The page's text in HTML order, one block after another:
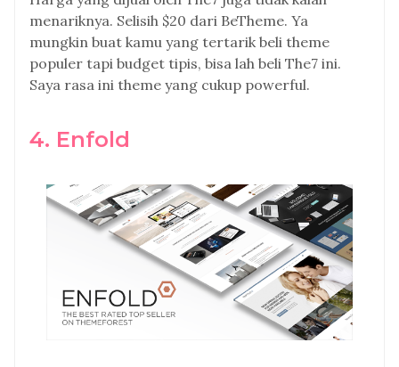
menariknya. Selisih $20 dari BeTheme. Ya
mungkin buat kamu yang tertarik beli theme
populer tapi budget tipis, bisa lah beli The7 ini.
Saya rasa ini theme yang cukup powerful.
4. Enfold